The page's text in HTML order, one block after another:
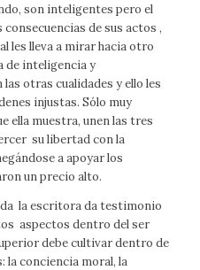
son inteligentes pero el
de sus actos ,
les lleva a mirar hacia otro
de inteligencia y
otras cualidades y ello les
injustas. Sólo muy
ella muestra, unen las tres
su libertad con la
a apoyar los
un precio alto.
la escritora da testimonio
aspectos dentro del ser
debe cultivar dentro de
la conciencia moral, la